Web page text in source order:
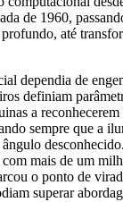
dependia de
definiam
a reconhecerem
sempre que a
com mais de um
o ponto de
superar